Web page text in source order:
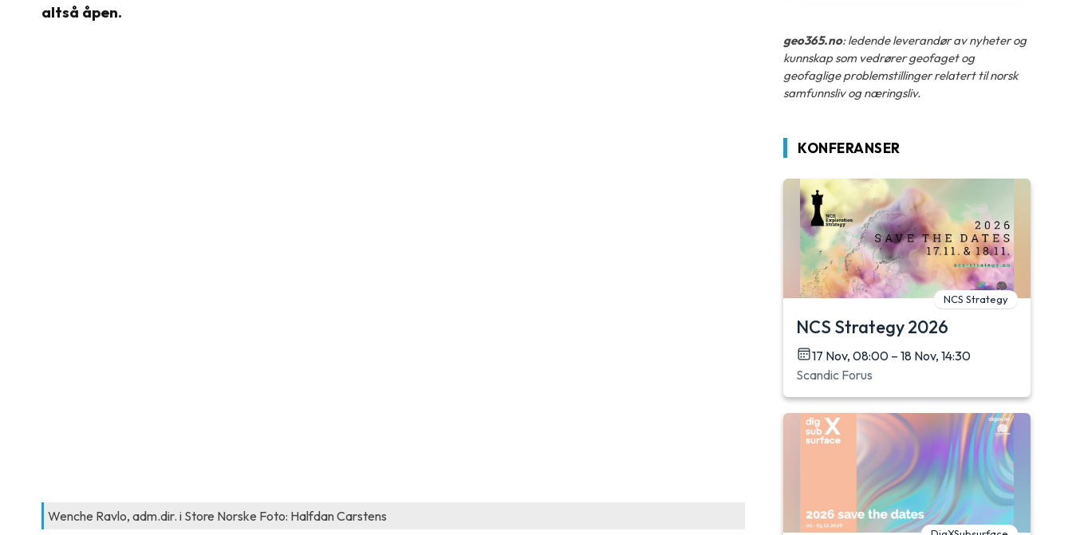
altså åpen.
Wenche Ravlo, adm.dir. i Store Norske Foto: Halfdan Carstens
geo365.no: ledende leverandør av nyheter og
kunnskap som vedrører geofaget og
geofaglige problemstillinger relatert til norsk
samfunnsliv og næringsliv.
KONFERANSER
NCS Strategy
NCS Strategy 2026
17 Nov, 08:00 – 18 Nov, 14:30
Scandic Forus